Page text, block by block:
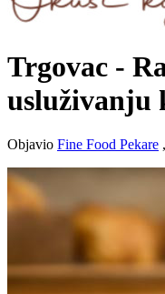
Trgovac -
usluživanju
Objavio Fine Food Pekare